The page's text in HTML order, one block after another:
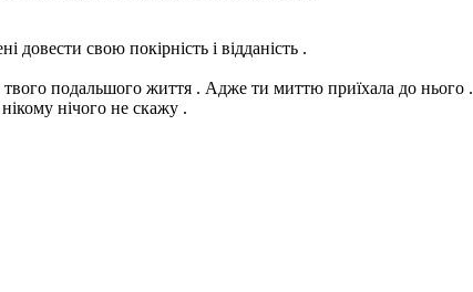
свою покірність і відданість .
подальшого життя . Адже ти миттю приїхала до нього .
нічого не скажу .